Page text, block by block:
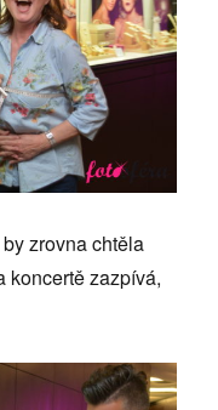
zrovna chtěla
koncertě zazpívá,